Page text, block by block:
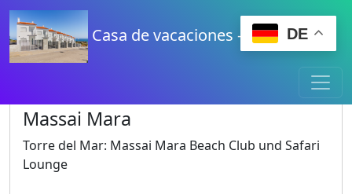
Casa de vacaciones - Niza-Beach
Massai Mara
Torre del Mar: Massai Mara Beach Club und Safari
Lounge
DE